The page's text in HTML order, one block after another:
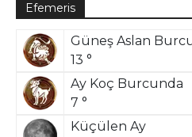
Efemeris
Güneş Aslan
13 °
Ay Koç Burcunda
7 °
Küçülen Ay